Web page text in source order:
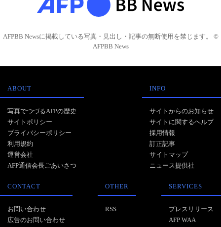
AFPBB Newsに掲載している写真・見出し・記事の無断使用を禁じます。 ©
AFPBB News
ABOUT
写真でつづるAFPの歴史
サイトポリシー
プライバシーポリシー
利用規約
運営会社
AFP通信会長ごあいさつ
INFO
サイトからのお知らせ
サイトに関するヘルプ
採用情報
訂正記事
サイトマップ
ニュース提供社
CONTACT
お問い合わせ
広告のお問い合わせ
OTHER
RSS
SERVICES
プレスリリース
AFP WAA